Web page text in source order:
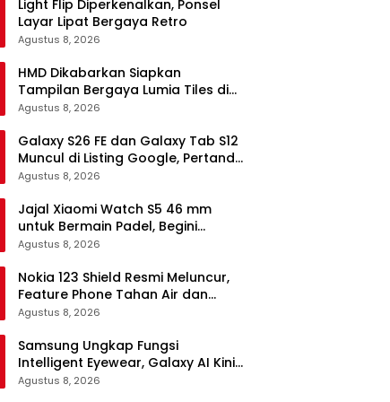
Light Flip Diperkenalkan, Ponsel
Layar Lipat Bergaya Retro
Agustus 8, 2026
HMD Dikabarkan Siapkan
Tampilan Bergaya Lumia Tiles di
Ponsel Android
Agustus 8, 2026
Galaxy S26 FE dan Galaxy Tab S12
Muncul di Listing Google, Pertanda
Segera Rilis?
Agustus 8, 2026
Jajal Xiaomi Watch S5 46 mm
untuk Bermain Padel, Begini
Kemampuannya
Agustus 8, 2026
Nokia 123 Shield Resmi Meluncur,
Feature Phone Tahan Air dan
Debu
Agustus 8, 2026
Samsung Ungkap Fungsi
Intelligent Eyewear, Galaxy AI Kini
Bisa Diakses Tanpa Layar
Agustus 8, 2026